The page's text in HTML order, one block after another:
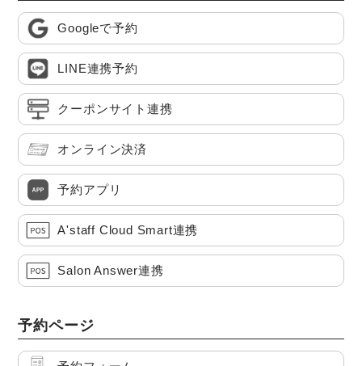
Googleで予約
LINE連携予約
クーポンサイト連携
オンライン決済
予約アプリ
A'staff Cloud Smart連携
Salon Answer連携
予約ページ